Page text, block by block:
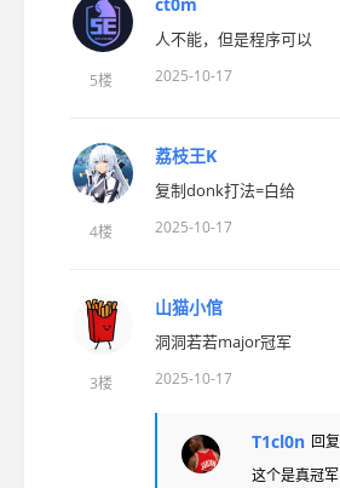
5楼
人不能，但是程序可以
2025-10-17
4楼
荔枝王K
复制donk打法=白给
2025-10-17
3楼
山猫小倌
洞洞若若major冠军
2025-10-17
T1cl0n 回复
这个是真冠军